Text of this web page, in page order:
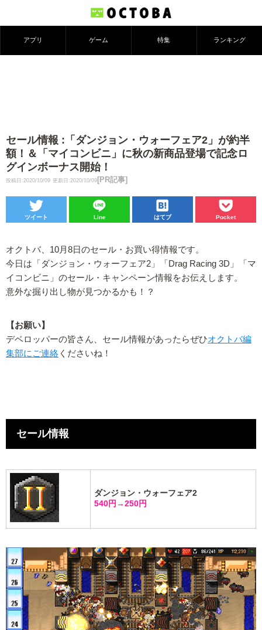
アプリ ゲーム 特集 ランキング
セール情報 :「ダンジョン・ウォーフェア2」が約半
額！＆「マイコンビニ」に秋の新商品登場で記念ロ
グインボーナス開始！
投稿日:2020/10/09 更新日:2020/10/09 [PR記事]
ツイート Line はてブ Pocket
オクトバ、10月8日のセール・お買い得情報です。
今日は「ダンジョン・ウォーフェア2」「Drag Racing 3D」「マ
イコンビニ」のセール・キャンペーン情報をお伝えします。
意外な掘り出し物が見つかるかも！？
【お願い】
デベロッパーの皆さん、セール情報があったらぜひオクトバ編
集部にご連絡 くださいね！
セール情報
ダンジョン・ウォーフェア2
540円→250円